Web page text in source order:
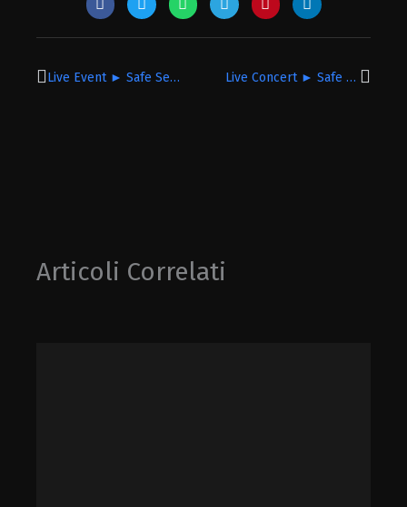
Precedente Live Event ► Safe Security Live Concert ► Safe Security
Articoli Correlati